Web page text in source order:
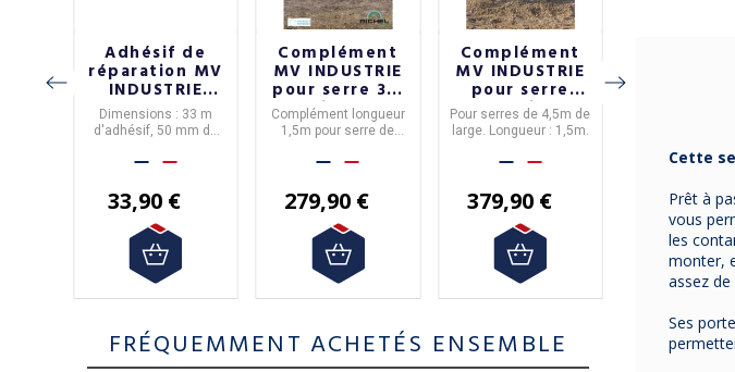
Adhésif de
réparation MV
INDUSTRIE
pour baches
et serres
Dimensions : 33 m
d'adhésif, 50 mm de
33,90 €
Complément
MV INDUSTRIE
pour serre 3m
Richel
Complément longueur
1,5m pour serre de
279,90 €
Complément
MV INDUSTRIE
pour serre
4,5m Richel
Pour serres de 4,5m de
large. Longueur : 1,5m.
379,90 € 365,90 €
FRÉQUEMMENT ACHETÉS ENSEMBLE
Cette
Prêt à
vous
les
monter,
assez
Ses